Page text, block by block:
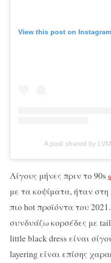
View this post on Instagram
A post shared by
Λίγους μήνες πριν το 90s
με τα κοψίματα, ήταν
πιο hot προϊόντα του
συνδυάζω κορσέδες με
little black dress είναι
layering είναι επίσης